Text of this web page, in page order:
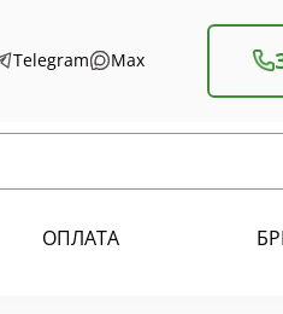
Telegram Max
ОПЛАТА